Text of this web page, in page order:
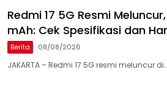
Redmi 17 5G Resmi
mAh: Cek Spesifikasi dan
Berita 08/08/2026
JAKARTA – Redmi 17 5G resmi meluncur di…